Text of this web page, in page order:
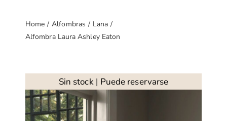
Blog
Home Alfombras
Lana
Alfombra Laura Ashley Eaton
Sin stock | Puede reservarse